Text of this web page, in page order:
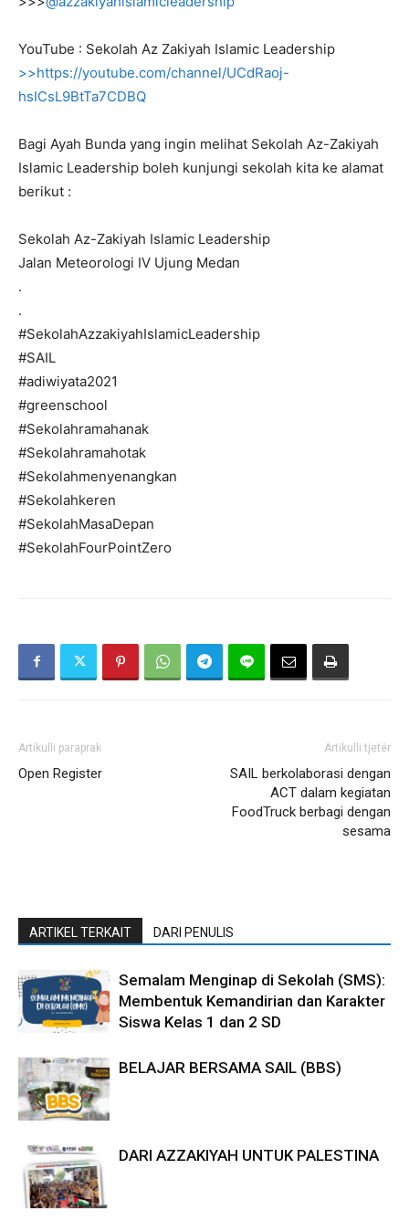
YouTube : Sekolah Az Zakiyah Islamic Leadership
>>https://youtube.com/channel/UCdRaoj-
hsICsL9BtTa7CDBQ
Bagi Ayah Bunda yang ingin melihat Sekolah Az-Zakiyah
Islamic Leadership boleh kunjungi sekolah kita ke alamat
berikut :
Sekolah Az-Zakiyah Islamic Leadership
Jalan Meteorologi IV Ujung Medan
.
.
#SekolahAzzakiyahIslamicLeadership
#SAIL
#adiwiyata2021
#greenschool
#Sekolahramahanak
#Sekolahramahotak
#Sekolahmenyenangkan
#Sekolahkeren
#SekolahMasaDepan
#SekolahFourPointZero
Artikulli paraprak
Open Register
Artikulli tjetër
SAIL berkolaborasi dengan
ACT dalam kegiatan
FoodTruck berbagi dengan
sesama
ARTIKEL TERKAIT DARI PENULIS
Semalam Menginap di Sekolah (SMS):
Membentuk Kemandirian dan Karakter
Siswa Kelas 1 dan 2 SD
BELAJAR BERSAMA SAIL (BBS)
DARI AZZAKIYAH UNTUK PALESTINA